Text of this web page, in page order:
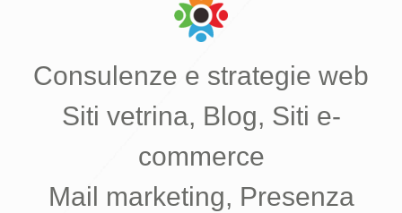
Consulenze e strategie web
Siti vetrina, Blog, Siti e-
commerce
Mail marketing, Presenza